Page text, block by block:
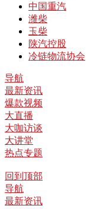
中国重汽
潍柴
玉柴
陕汽控股
冷链物流协会
导航
最新资讯
爆款视频
大直播
大咖访谈
大讲堂
热点专题
回到顶部
导航
最新资讯